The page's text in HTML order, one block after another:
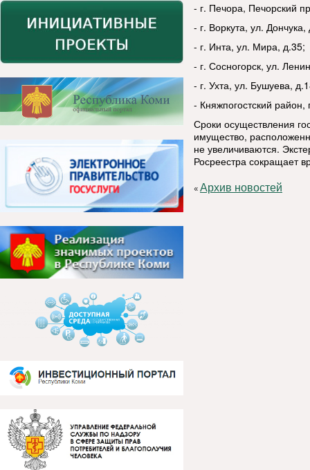
- г. Печора, Печорский
- г. Воркута, ул. Дончука,
- г. Инта, ул. Мира, д.35;
- г. Сосногорск, ул.
- г. Ухта, ул. Бушуева,
- Княжпогостский
Сроки осуществления
имущество,
не увеличиваются.
Росреестра сокращает
«Архив новостей